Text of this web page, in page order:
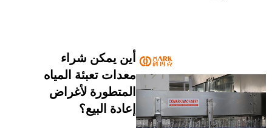
أين يمكن شراء
معدات تعبئة المياه
المتطورة لأغراض
إعادة البيع؟